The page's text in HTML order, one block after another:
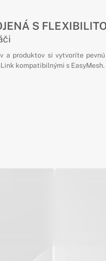
S
a produktov si vytvoríte
kompatibilnými s EasyMesh.